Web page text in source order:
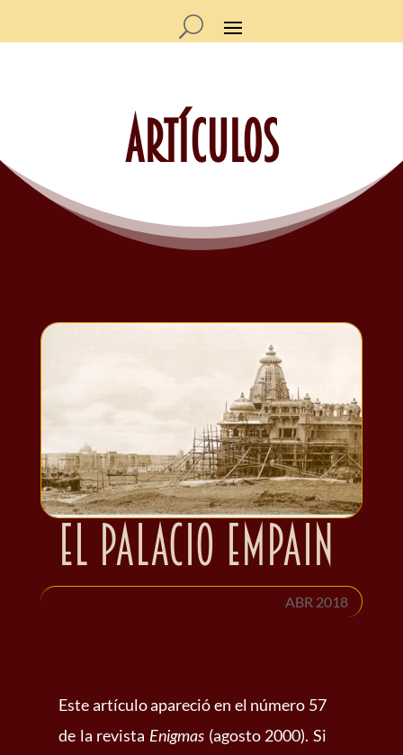
Artículos
El palacio Empain
ABR 2018
Este artículo apareció en el número 57
de la revista Enigmas (agosto 2000). Si